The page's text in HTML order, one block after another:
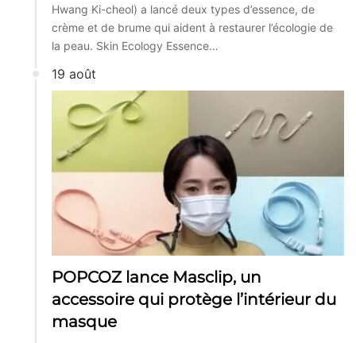
Hwang Ki-cheol) a lancé deux types d’essence, de
crème et de brume qui aident à restaurer l’écologie de
la peau. Skin Ecology Essence…
19 août
POPCOZ lance Masclip, un
accessoire qui protège l’intérieur du
masque